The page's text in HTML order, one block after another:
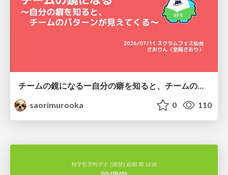
チームの鏡になるー自分の癖を知ると、チームのパターンが見えてくる@スクフェス仙台
saorimurooka
0 110